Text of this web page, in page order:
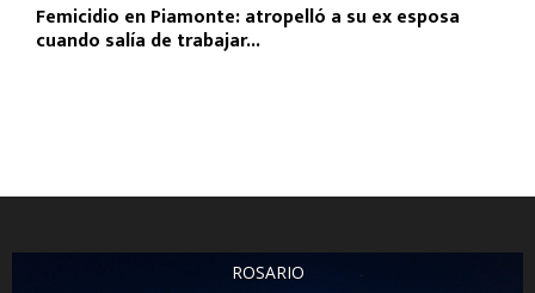
Femicidio en Piamonte: atropelló a su ex esposa
cuando salía de trabajar...
ROSARIO